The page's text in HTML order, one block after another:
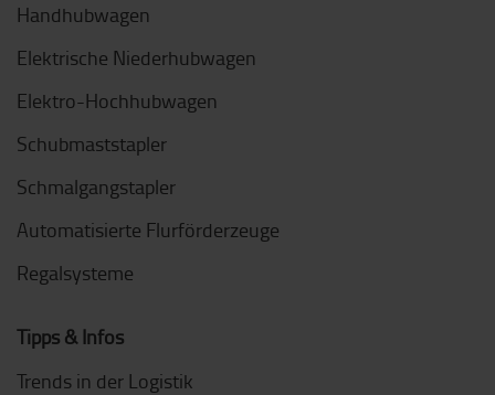
Handhubwagen
Elektrische Niederhubwagen
Elektro-Hochhubwagen
Schubmaststapler
Schmalgangstapler
Automatisierte Flurförderzeuge
Regalsysteme
Tipps & Infos
Trends in der Logistik